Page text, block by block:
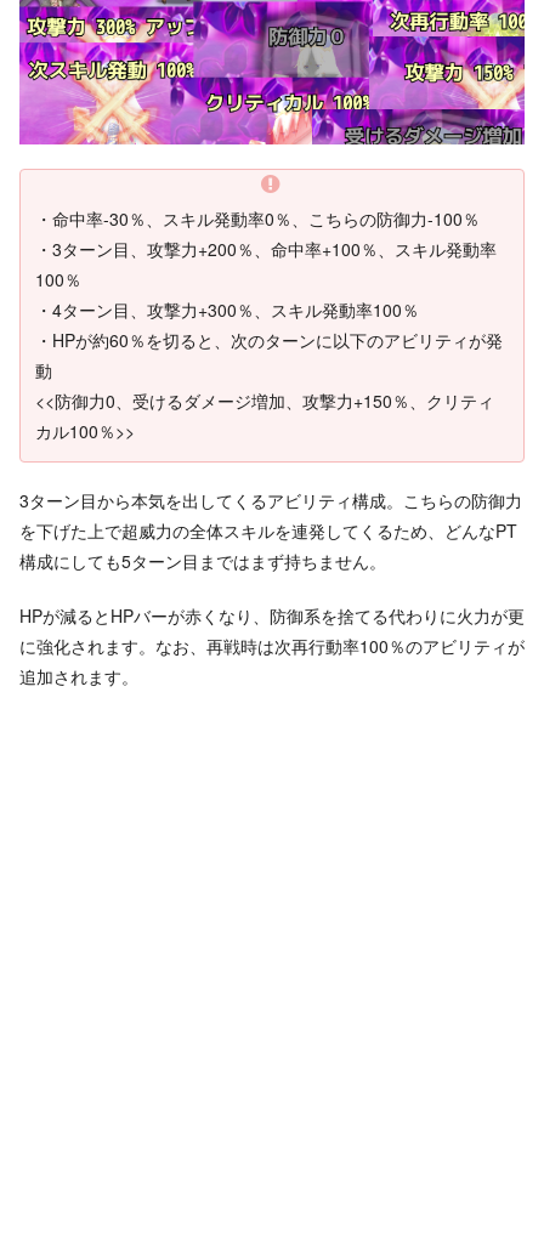
・命中率-30％、スキル発動率0％、こちらの防御力-100％
・3ターン目、攻撃力+200％、命中率+100％、スキル発動率
100％
・4ターン目、攻撃力+300％、スキル発動率100％
・HPが約60％を切ると、次のターンに以下のアビリティが発
動
<<防御力0、受けるダメージ増加、攻撃力+150％、クリティ
カル100％>>
3ターン目から本気を出してくるアビリティ構成。こちらの防御力
を下げた上で超威力の全体スキルを連発してくるため、どんなPT
構成にしても5ターン目まではまず持ちません。
HPが減るとHPバーが赤くなり、防御系を捨てる代わりに火力が更
に強化されます。なお、再戦時は次再行動率100％のアビリティが
追加されます。